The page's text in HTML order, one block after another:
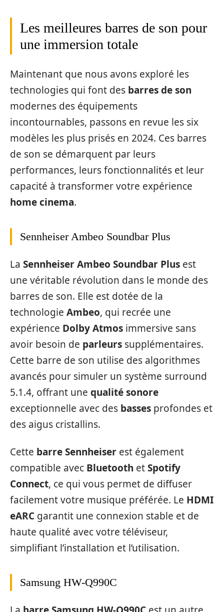
Les meilleures barres de son pour
une immersion totale
Maintenant que nous avons exploré les
technologies qui font des barres de son
modernes des équipements
incontournables, passons en revue les six
modèles les plus prisés en 2024. Ces barres
de son se démarquent par leurs
performances, leurs fonctionnalités et leur
capacité à transformer votre expérience
home cinema.
Sennheiser Ambeo Soundbar Plus
La Sennheiser Ambeo Soundbar Plus est
une véritable révolution dans le monde des
barres de son. Elle est dotée de la
technologie Ambeo, qui recrée une
expérience Dolby Atmos immersive sans
avoir besoin de parleurs supplémentaires.
Cette barre de son utilise des algorithmes
avancés pour simuler un système surround
5.1.4, offrant une qualité sonore
exceptionnelle avec des basses profondes et
des aigus cristallins.
Cette barre Sennheiser est également
compatible avec Bluetooth etSpotify
Connect, ce qui vous permet de diffuser
facilement votre musique préférée. Le HDMI
eARC garantit une connexion stable et de
haute qualité avec votre téléviseur,
simplifiant l’installation et l’utilisation.
Samsung HW-Q990C